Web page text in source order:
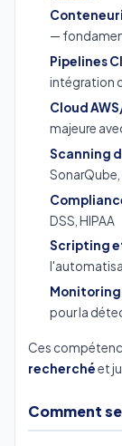
—
Pipelines
intégration
Cloud
majeure
Scanning
SonarQube,
DSS, HIPAA
Scripting
pour la
Ces
recherchéet
Comment